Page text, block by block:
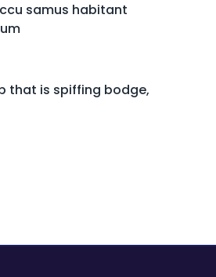
samus habitant
that is spiffing bodge,